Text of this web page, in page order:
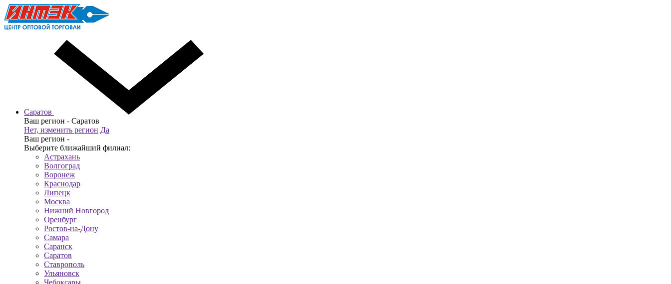
Саратов
Ваш регион - Саратов
Нет, изменить регион Да
Ваш регион -
Выберите ближайший филиал:
Астрахань
Волгоград
Воронеж
Краснодар
Липецк
Москва
Нижний Новгород
Оренбург
Ростов-на-Дону
Самара
Саранск
Саратов
Ставрополь
Ульяновск
Чебоксары